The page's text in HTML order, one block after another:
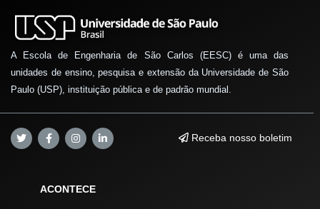
A Escola de Engenharia de São Carlos (EESC) é uma das
unidades de ensino, pesquisa e extensão da Universidade de São
Paulo (USP), instituição pública e de padrão mundial.
Receba nosso boletim
ACONTECE